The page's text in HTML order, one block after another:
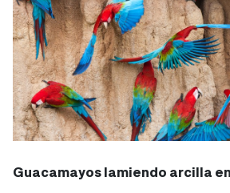
Guacamayos lamiendo arcilla